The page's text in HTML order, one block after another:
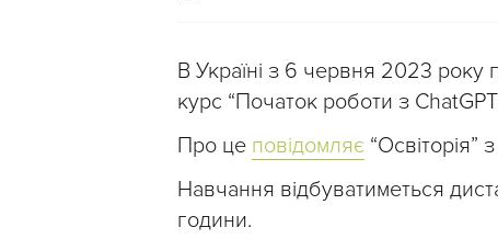
В Україні з 6 червня 2023 року
курс “Початок роботи з
Про це повідомляє “Освіторія” з
Навчання відбуватиметься
години.